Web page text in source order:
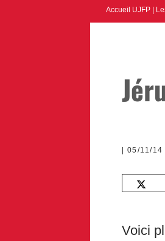
Accueil UJFP
05/11/14
Voici